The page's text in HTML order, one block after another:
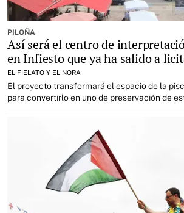
PILOÑA
Así será el centro de
en Infiesto que ya ha salido a
EL FIELATO Y EL NORA
El proyecto transformará el espacio de la
para convertirlo en uno de preservación de